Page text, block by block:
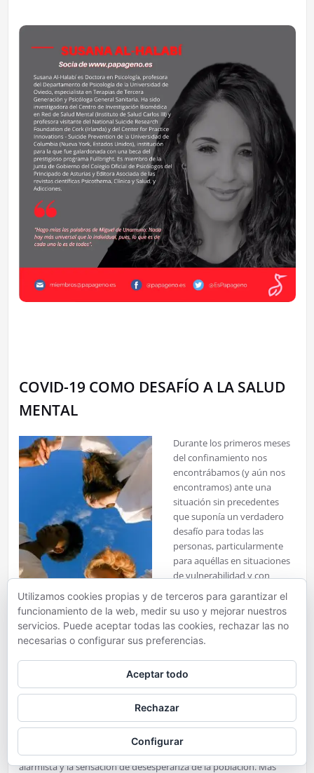
COVID-19 COMO DESAFÍO A LA SALUD
MENTAL
Durante los primeros meses
del confinamiento nos
encontrábamos (y aún nos
encontramos) ante una
situación sin precedentes
que suponía un verdadero
desafío para todas las
personas, particularmente
para aquéllas en situaciones
de vulnerabilidad y con
presencia de factores de
riesgo para problemas de
salud mental. Parecía
razonable pensar que el
aislamiento, la incertidumbre, las dificultades económicas o la
presencia de estrés podrían desembocar en un ascenso de las
cifras de muertes por suicidio. No estaba claro si ese aumento se
produciría a corto o largo plazo, pero sí que la comunidad sanitaria
y científica debía estar preparada para un periodo desafiante.
Paralelamente, se recomendaba evitar la idea de fusionar
automáticamente el deterioro de la salud mental y la presencia de
suicidio, tratando de disminuir el estigma, el uso de un lenguaje
alarmista y la sensación de desesperanza de la población. Más
Utilizamos cookies propias y de terceros para garantizar el
funcionamiento de la web, medir su uso y mejorar nuestros
servicios. Puede aceptar todas las cookies, rechazar las no
necesarias o configurar sus preferencias.
Aceptar todo
Rechazar
Configurar